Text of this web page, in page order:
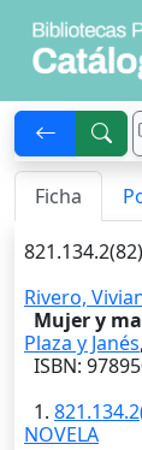
Ficha
Rivero,
Mujer y
Plaza y Janés,
ISBN:
1.
NOVELA